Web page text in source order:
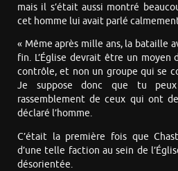
mais il s’était aussi montré
cet homme lui avait parlé
« Même après mille ans, la bataille
fin. L’Église devrait être un moyen
contrôle, et non un groupe qui se
Je suppose donc que tu
rassemblement de ceux qui ont
déclaré l’homme.
C’était la première fois que
d’une telle faction au sein de
désorientée.